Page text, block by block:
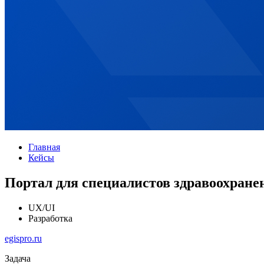
Главная
Кейсы
Портал для специалистов
UX/UI
Разработка
egispro.ru
Задача